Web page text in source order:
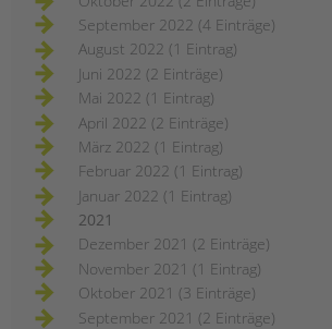
September 2022 (4 Einträge)
August 2022 (1 Eintrag)
Juni 2022 (2 Einträge)
Mai 2022 (1 Eintrag)
April 2022 (2 Einträge)
März 2022 (1 Eintrag)
Februar 2022 (1 Eintrag)
Januar 2022 (1 Eintrag)
2021
Dezember 2021 (2 Einträge)
November 2021 (1 Eintrag)
Oktober 2021 (3 Einträge)
September 2021 (2 Einträge)